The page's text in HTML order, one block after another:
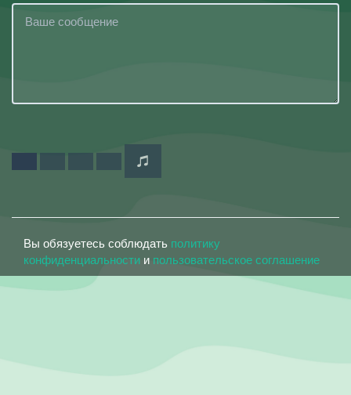
Вы обязуетесь соблюдать политику
конфиденциальности и пользовательское соглашение